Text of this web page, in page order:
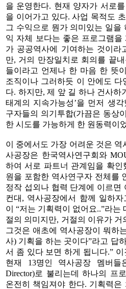
을 운영한다. 현재 양자가 서로
을 이어가고 있다. 사업 목적도
그 수익으로 뭔가 의미있는 일을
익 자체 보다는 좋은 프로그램을
가 공공역사에 기여하는 것이라
만, 거의 만장일치로 회의를 끝
들이라고 언제나 한 마음 한 뜻
조직이나 그러하듯 이 안에도 다
다. 하지만, 제 앞 길 하나 건사하
태계의 지속가능성’을 먼저 생
구자들의 의기투합(가끔은 동상
한 시도를 가능하게 한 원동력이
이 중에서도 가장 어려운 것은 역
사공장은 한국역사연구회와
하여 서로 파트너 관계임을 확인
원을 포함한 역사연구자 전체를
정작 섭외나 협력 단계에 이르면
컨대, 역사공장에서 함께 일하
이 “저는 기획력이 없어요..”라는
절의 의미지만, 거절의 이유가
그것은 애초에 역사공장이 뭐하
사) 기획을 하는 곳이다”라고 답
서 좀 있다 보면 하게 됩니다.”
현재 13명인 역사공장 멤버들
Director)로 불리는데 하나의 프
온전히 책임져야 한다. 기획력